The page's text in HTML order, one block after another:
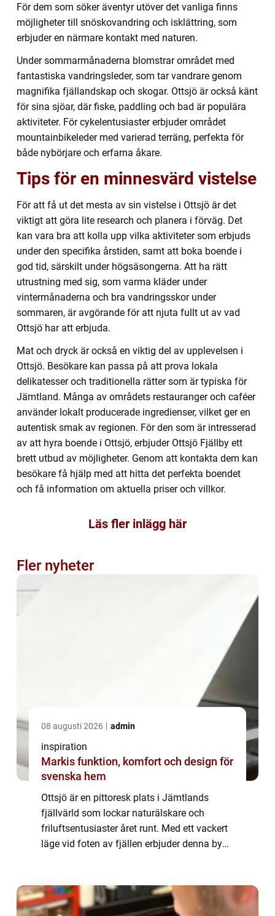
För dem som söker äventyr utöver det vanliga finns
möjligheter till snöskovandring och isklättring, som
erbjuder en närmare kontakt med naturen.
Under sommarmånaderna blomstrar området med
fantastiska vandringsleder, som tar vandrare genom
magnifika fjällandskap och skogar. Ottsjö är också känt
för sina sjöar, där fiske, paddling och bad är populära
aktiviteter. För cykelentusiaster erbjuder området
mountainbikeleder med varierad terräng, perfekta för
både nybörjare och erfarna åkare.
Tips för en minnesvärd vistelse
För att få ut det mesta av sin vistelse i Ottsjö är det
viktigt att göra lite research och planera i förväg. Det
kan vara bra att kolla upp vilka aktiviteter som erbjuds
under den specifika årstiden, samt att boka boende i
god tid, särskilt under högsäsongerna. Att ha rätt
utrustning med sig, som varma kläder under
vintermånaderna och bra vandringsskor under
sommaren, är avgörande för att njuta fullt ut av vad
Ottsjö har att erbjuda.
Mat och dryck är också en viktig del av upplevelsen i
Ottsjö. Besökare kan passa på att prova lokala
delikatesser och traditionella rätter som är typiska för
Jämtland. Många av områdets restauranger och caféer
använder lokalt producerade ingredienser, vilket ger en
autentisk smak av regionen. För den som är intresserad
av att hyra boende i Ottsjö, erbjuder Ottsjö Fjällby ett
brett utbud av möjligheter. Genom att kontakta dem kan
besökare få hjälp med att hitta det perfekta boendet
och få information om aktuella priser och villkor.
Läs fler inlägg här
Fler nyheter
08 augusti 2026 admin
inspiration
Markis funktion, komfort och design för
svenska hem
Ottsjö är en pittoresk plats i Jämtlands
fjällvärld som lockar naturälskare och
friluftsentusiaster året runt. Med ett vackert
läge vid foten av fjällen erbjuder denna by